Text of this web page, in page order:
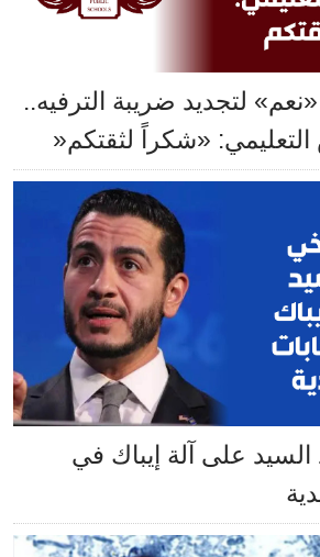
لتجديد ضريبة الترفيه..
«شكراً لثقتكم«
السيد على آلة إيباك في